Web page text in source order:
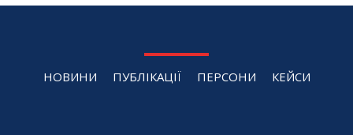
НОВИНИ ПУБЛІКАЦІЇ ПЕРСОНИ КЕЙСИ